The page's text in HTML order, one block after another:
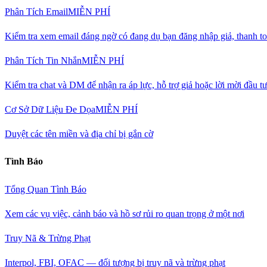
Phân Tích EmailMIỄN PHÍ
Kiểm tra xem email đáng ngờ có đang dụ bạn đăng nhập giả, thanh
Phân Tích Tin NhắnMIỄN PHÍ
Kiểm tra chat và DM để nhận ra áp lực, hỗ trợ giả hoặc lời mời đầu tư
Cơ Sở Dữ Liệu Đe DọaMIỄN PHÍ
Duyệt các tên miền và địa chỉ bị gắn cờ
Tình Báo
Tổng Quan Tình Báo
Xem các vụ việc, cảnh báo và hồ sơ rủi ro quan trọng ở một nơi
Truy Nã & Trừng Phạt
Interpol, FBI, OFAC — đối tượng bị truy nã và trừng phạt